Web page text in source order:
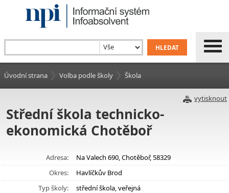
Úvodní strana Volba podle školy Škola
vytisknout
Střední škola technicko-
ekonomická Chotěboř
Adresa:
Na Valech 690, Chotěboř, 58329
Okres:
Havlíčkův Brod
Typ školy:
střední škola, veřejná